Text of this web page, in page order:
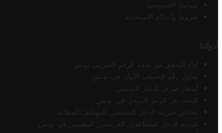
سياسة الخصوصية
شروط وأحكام الاستخدام
أدواتنا
أداة التحقق من صحة الرقم الضريبي تونس
محول رقم الحساب الآيبان في تونس
أسعار صرف الدينار التونسي
البحث عن الرمز البريدي في تونس
محاكي ضريبة الدخل الشخصي للموظف/المتقاعد
ضريبة الدخل للمتقاعدين الفرنسيين المقيمين في تونس